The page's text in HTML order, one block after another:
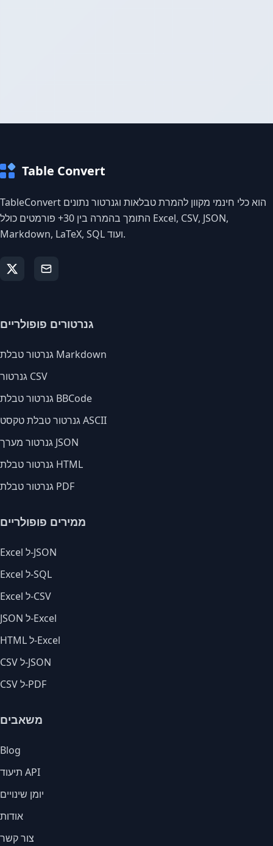
Table Convert
TableConvert הוא כלי חינמי מקוון להמרת טבלאות וגנרטור נתונים
התומך בהמרה בין 30+ פורמטים כולל Excel, CSV, JSON,
Markdown, LaTeX, SQL ועוד.
גנרטורים פופולריים
גנרטור טבלת Markdown
גנרטור CSV
גנרטור טבלת BBCode
גנרטור טבלת טקסט ASCII
גנרטור מערך JSON
גנרטור טבלת HTML
גנרטור טבלת PDF
ממירים פופולריים
Excel ל-JSON
Excel ל-SQL
Excel ל-CSV
JSON ל-Excel
HTML ל-Excel
CSV ל-JSON
CSV ל-PDF
משאבים
Blog
תיעוד API
יומן שינויים
אודות
צור קשר